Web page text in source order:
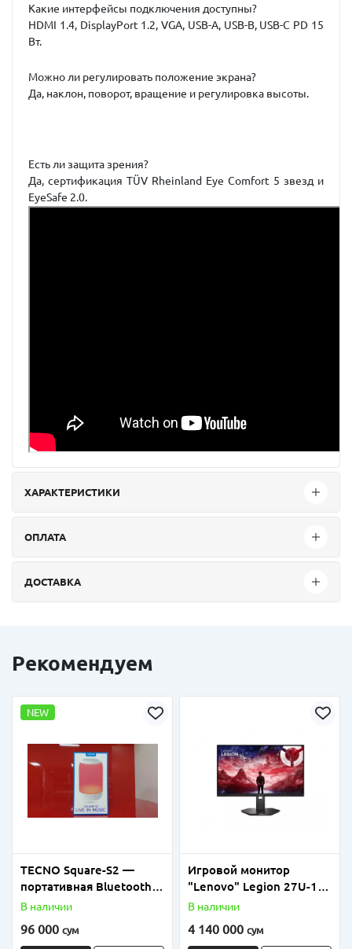
Какие интерфейсы подключения доступны?
HDMI 1.4, DisplayPort 1.2, VGA, USB-A, USB-B, USB-C PD 15
Вт.
Можно ли регулировать положение экрана?
Да, наклон, поворот, вращение и регулировка высоты.
Есть ли защита зрения?
Да, сертификация TÜV Rheinland Eye Comfort 5 звезд и
EyeSafe 2.0.
ХАРАКТЕРИСТИКИ
ОПЛАТА
ДОСТАВКА
Рекомендуем
NEW
TECNO Square-S2 —
портативная Bluetooth-
колонка с цветной LED-
В наличии
96 000 сум
Игровой монитор
"Lenovo" Legion 27U-10
A25270UG0, 27" HDMI
Черный
В наличии
4 140 000 сум